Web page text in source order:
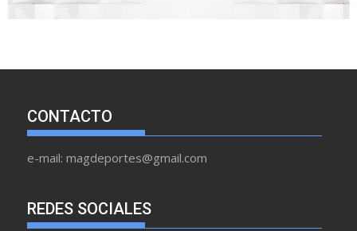
CONTACTO
e-mail: magdeportes@gmail.com
REDES SOCIALES